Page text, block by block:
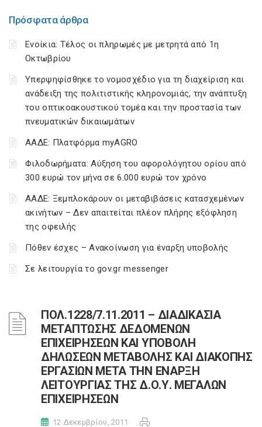
Πρόσφατα άρθρα
Ενοίκια: Τέλος οι πληρωμές με μετρητά από 1η
Οκτωβρίου
Υπερψηφίσθηκε το νομοσχέδιο για τη διαχείριση και
ανάδειξη της πολιτιστικής κληρονομιάς, την ανάπτυξη
του οπτικοακουστικού τομέα και την προστασία των
πνευματικών δικαιωμάτων
ΑΑΔΕ: Πλατφόρμα myAGRO
Φιλοδωρήματα: Αύξηση του αφορολόγητου ορίου από
300 ευρώ τον μήνα σε 6.000 ευρώ τον χρόνο
ΑΑΔΕ: Ξεμπλοκάρουν οι μεταβιβάσεις κατασχεμένων
ακινήτων – Δεν απαιτείται πλέον πλήρης εξόφληση
της οφειλής
Πόθεν έσχες – Ανακοίνωση για έναρξη υποβολής
Σε λειτουργία το gov.gr messenger
ΠΟΛ.1228/7.11.2011 – ΔΙΑΔΙΚΑΣΙΑ
ΜΕΤΑΠΤΩΣΗΣ ΔΕΔΟΜΕΝΩΝ
ΕΠΙΧΕΙΡΗΣΕΩΝ ΚΑΙ ΥΠΟΒΟΛΗ
ΔΗΛΩΣΕΩΝ ΜΕΤΑΒΟΛΗΣ ΚΑΙ ΔΙΑΚΟΠΗΣ
ΕΡΓΑΣΙΩΝ ΜΕΤΑ ΤΗΝ ΕΝΑΡΞΗ
ΛΕΙΤΟΥΡΓΙΑΣ ΤΗΣ Δ.Ο.Υ. ΜΕΓΑΛΩΝ
ΕΠΙΧΕΙΡΗΣΕΩΝ
12 Δεκεμβρίου, 2011